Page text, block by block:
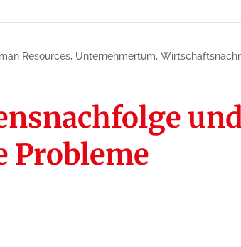
Resources, Unternehmertum,
Probleme